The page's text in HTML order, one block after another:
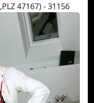
47167) - 31156